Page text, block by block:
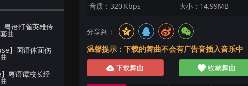
粤语打雀英雄传
曲
】国语体面伤
】粤语谭校长经
音质：320 Kbps
大小：14.99MB
分享到：
温馨提示：下载的舞曲不会有广告音插入音乐中
下载舞曲 收藏舞曲